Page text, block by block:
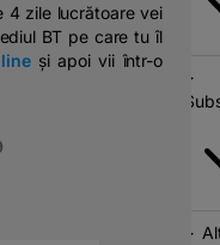
4 zile lucrătoare vei
BT pe care tu îl
și apoi vii într-o